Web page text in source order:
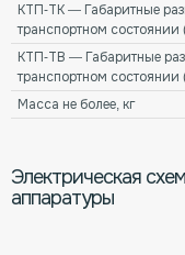
КТП-ТК — Габаритные
транспортном состоянии
КТП-ТВ — Габаритные
транспортном состоянии
Масса не более, кг
Электрическая
аппаратуры